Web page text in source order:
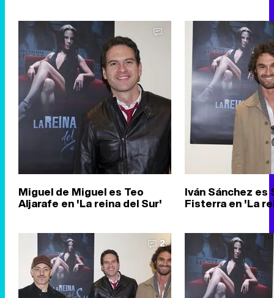
Miguel de Miguel es Teo
Aljarafe en 'La reina del Sur'
Iván Sánchez es
Fisterra en 'La
2